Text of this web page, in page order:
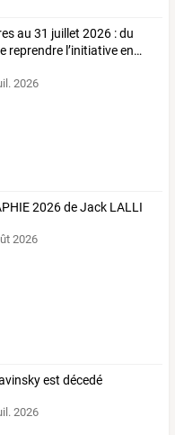
au 31 juillet 2026 :du
reprendre l’initiativeen…
2026
2026 de Jack LALLI
2026
est décedé
2026